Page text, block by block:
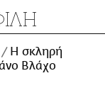
H σκληρή
Βλάχο